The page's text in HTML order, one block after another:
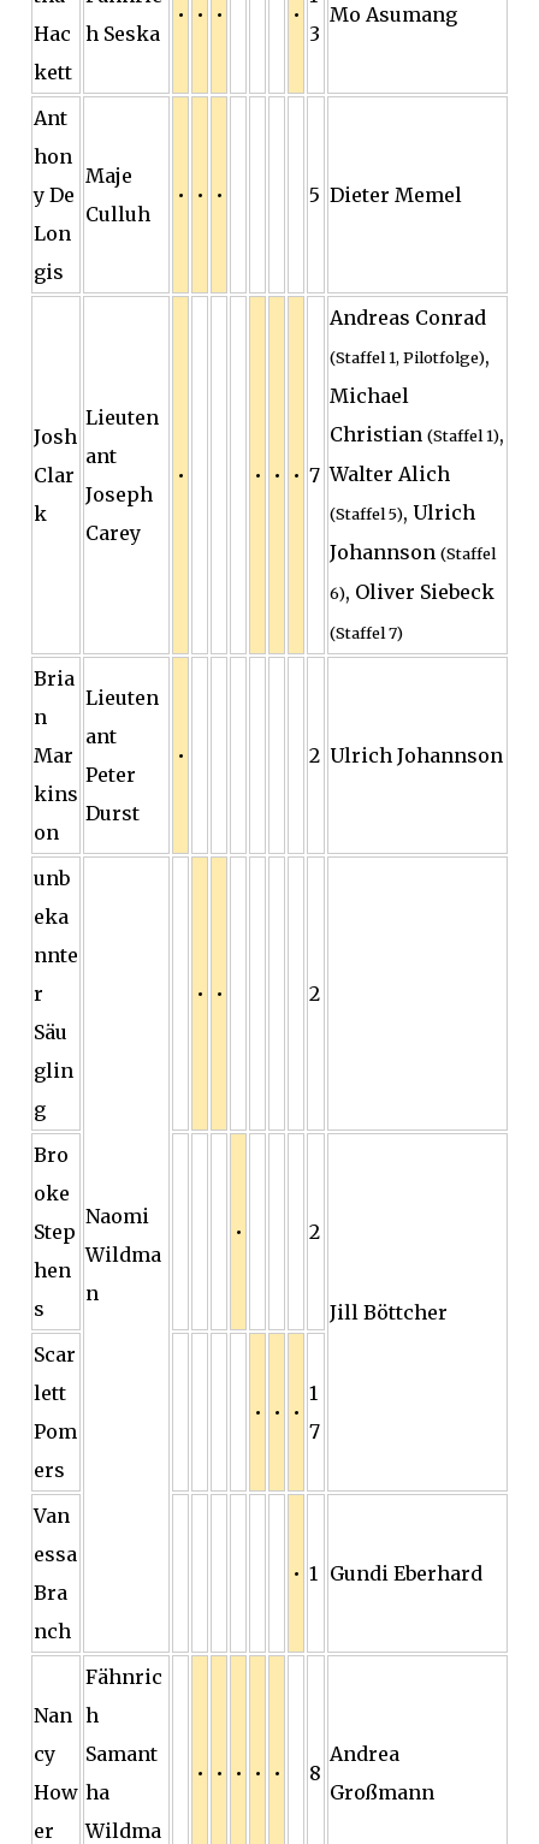
Hac
kett
h Seska
• • • •
3
Mo Asumang
Ant
hon
y De
Lon
gis
Maje
Culluh
• • • 5 Dieter Memel
Josh
Clar
k
Lieuten
ant
Joseph
Carey
• • • • 7
Andreas Conrad
(Staffel 1, Pilotfolge),
Michael
Christian (Staffel 1),
Walter Alich
(Staffel 5), Ulrich
Johannson (Staffel
6), Oliver Siebeck
(Staffel 7)
Bria
n
Mar
kins
on
Lieuten
ant
Peter
Durst
• 2 Ulrich Johannson
unb
eka
nnte
r
Säu
glin
g
Naomi
Wildma
n
• • 2
Bro
oke
Step
hen
s
• 2
Jill Böttcher
Scar
lett
Pom
ers
• • •
1
7
Van
essa
Bra
nch
• 1 Gundi Eberhard
Nan
cy
How
er
Fähnric
h
Samant
ha
Wildma
• • • • • 8
Andrea
Großmann